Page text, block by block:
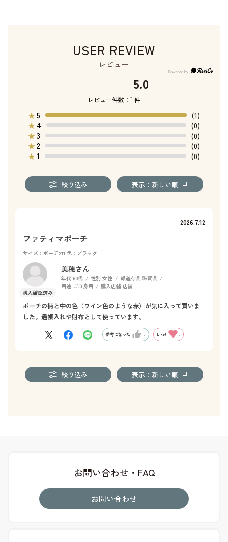
USER REVIEW
レビュー
5.0
レビュー件数： 1 件
★5
(1)
★ 4
(0)
★3
(0)
★2
(0)
★1 (0)
絞り込み 表示：新しい順
2026.7.12
ファティマポーチ
サイズ：ポーチ211 色：ブラック
美穂さん
年代:60代 性別:女性 都道府県:滋賀県
用途: ご自身用 購入店舗:店舗
ポーチの柄と中の色（ワイン色のような赤）が気に入って買いま
した。通帳入れや財布として使っています。
参考になった 0 Like! 0
絞り込み 表示：新しい順
お問い合わせ・FAQ
お問い合わせ